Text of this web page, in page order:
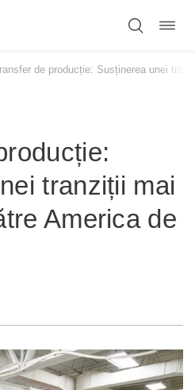
de producție: Susținerea unei
tranziții mai
America de